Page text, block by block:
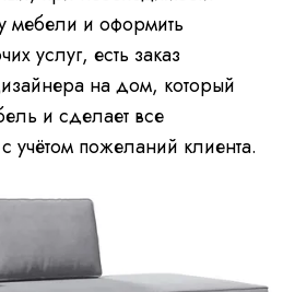
мебели и оформить
услуг, есть заказ
на дом, который
и сделает все
учётом пожеланий клиента.